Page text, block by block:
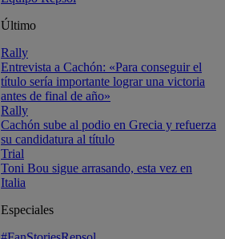
Último
Rally
Entrevista a Cachón: «Para conseguir el
título sería importante lograr una victoria
antes de final de año»
Rally
Cachón sube al podio en Grecia y refuerza
su candidatura al título
Trial
Toni Bou sigue arrasando, esta vez en
Italia
Especiales